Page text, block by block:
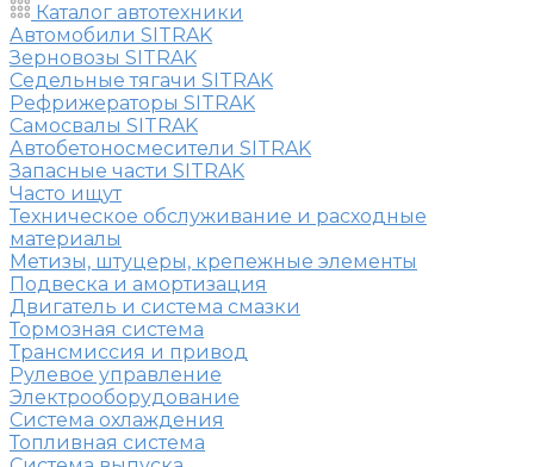
Каталог автотехники
Автомобили SITRAK
Зерновозы SITRAK
Седельные тягачи SITRAK
Рефрижераторы SITRAK
Самосвалы SITRAK
Автобетоносмесители SITRAK
Запасные части SITRAK
Часто ищут
Техническое обслуживание и расходные
материалы
Метизы, штуцеры, крепежные элементы
Подвеска и амортизация
Двигатель и система смазки
Тормозная система
Трансмиссия и привод
Рулевое управление
Электрооборудование
Система охлаждения
Топливная система